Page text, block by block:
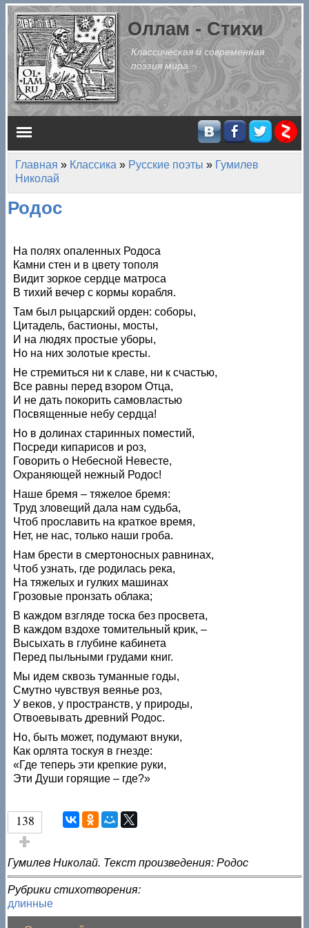
Перейти к основному содержанию
Оллам - Стихи
Классическая и современная
поэзия мира
Главное меню
Вы здесь
Главная » Классика » Русские поэты » Гумилев
Николай
Родос
На полях опаленных Родоса
Камни стен и в цвету тополя
Видит зоркое сердце матроса
В тихий вечер с кормы корабля.
Там был рыцарский орден: соборы,
Цитадель, бастионы, мосты,
И на людях простые уборы,
Но на них золотые кресты.
Не стремиться ни к славе, ни к счастью,
Все равны перед взором Отца,
И не дать покорить самовластью
Посвященные небу сердца!
Но в долинах старинных поместий,
Посреди кипарисов и роз,
Говорить о Небесной Невесте,
Охраняющей нежный Родос!
Наше бремя – тяжелое бремя:
Труд зловещий дала нам судьба,
Чтоб прославить на краткое время,
Нет, не нас, только наши гроба.
Нам брести в смертоносных равнинах,
Чтоб узнать, где родилась река,
На тяжелых и гулких машинах
Грозовые пронзать облака;
В каждом взгляде тоска без просвета,
В каждом вздохе томительный крик, –
Высыхать в глубине кабинета
Перед пыльными грудами книг.
Мы идем сквозь туманные годы,
Смутно чувствуя веянье роз,
У веков, у пространств, у природы,
Отвоевывать древний Родос.
Но, быть может, подумают внуки,
Как орлята тоскуя в гнезде:
«Где теперь эти крепкие руки,
Эти Души горящие – где?»
138
Голос за!
Гумилев Николай. Текст произведения: Родос
Рубрики стихотворения:
длинные